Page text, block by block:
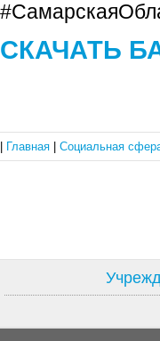
СКАЧАТЬ
Главная Социальная